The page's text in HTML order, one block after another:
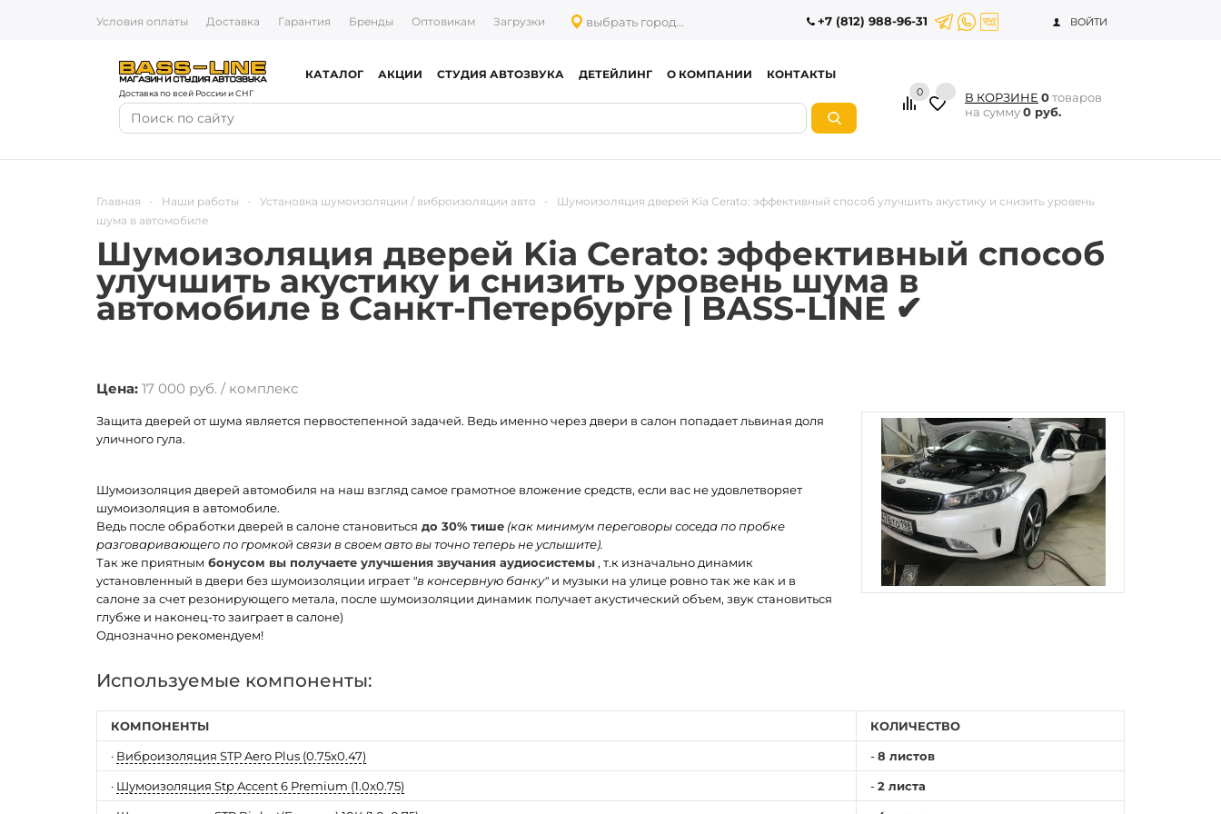
Условия оплаты Доставка Гарантия Бренды Оптовикам Загрузки выбрать город... +7 (812) 988-96-31 ВОЙТИ
Доставка по всей России и СНГ
КАТАЛОГ АКЦИИ СТУДИЯ АВТОЗВУКА ДЕТЕЙЛИНГ О КОМПАНИИ КОНТАКТЫ
0 В КОРЗИНЕ 0товаров
на сумму0 руб.
Главная - Наши работы - Установка шумоизоляции / виброизоляции авто -
Шумоизоляция дверей Kia Cerato: эффективный способ улучшить акустику и снизить уровень
шума в автомобиле
Шумоизоляция дверей Kia Cerato: эффективный способ
улучшить акустику и снизить уровень шума в
автомобиле в Санкт-Петербурге | BASS-LINE ✔
Цена: 17 000 руб. / комплекс
Защита дверей от шума является первостепенной задачей. Ведь именно через двери в салон попадает львиная доля
уличного гула.
Шумоизоляция дверей автомобиля на наш взгляд самое грамотное вложение средств, если вас не удовлетворяет
шумоизоляция в автомобиле.
Ведь после обработки дверей в салоне становиться до 30% тише (как минимум переговоры соседа по пробке
разговаривающего по громкой связи в своем авто вы точно теперь не услышите).
Так же приятным бонусом вы получаете улучшения звучания аудиосистемы , т.к изначально динамик
установленный в двери без шумоизоляции играет"в консервную банку" и музыки на улице ровно так же как и в
салоне за счет резонирующего метала, после шумоизоляции динамик получает акустический объем, звук становиться
глубже и наконец-то заиграет в салоне)
Однозначно рекомендуем!
Используемые компоненты:
КОМПОНЕНТЫ КОЛИЧЕСТВО
· Виброизоляция STP Aero Plus (0.75x0.47) -8 листов
· Шумоизоляция Stp Accent 6 Premium (1.0x0.75) -2 листа